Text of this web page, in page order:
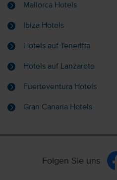
Mallorca Hotels
Ibiza Hotels
Hotels auf Teneriffa
Hotels auf Lanzarote
Fuerteventura Hotels
Gran Canaria Hotels
Folgen Sie uns